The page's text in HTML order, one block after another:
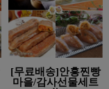
[무료배송]안흥찐빵
마을/감사선물세트